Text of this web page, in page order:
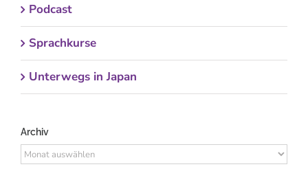
Podcast
Sprachkurse
Unterwegs in Japan
Archiv
Archiv